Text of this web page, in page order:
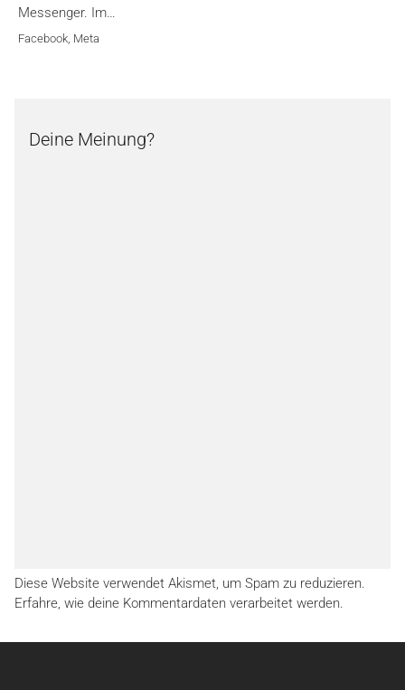
Messenger. Im…
Facebook, Meta
Deine Meinung?
Diese Website verwendet Akismet, um Spam zu reduzieren.
Erfahre, wie deine Kommentardaten verarbeitet werden.